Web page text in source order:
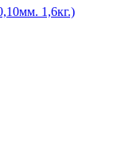
1,6кг.)